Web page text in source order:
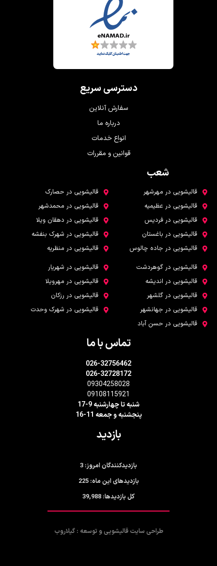
دسترسی سریع
سفارش آنلاین
درباره ما
انواع خدمات
قوانین و مقررات
شعب
قالیشویی در مهرشهر
قالیشویی در عظیمیه
قالیشویی در فردیس
قالیشویی در باغستان
قالیشویی در جاده چالوس
قالیشویی در گوهردشت
قالیشویی در اندیشه
قالیشویی در گلشهر
قالیشویی در جهانشهر
قالیشویی در حسن آباد
قالیشویی در حصارک
قالیشویی در محمدشهر
قالیشویی در دهقان ویلا
قالیشویی در شهرک بنفشه
قالیشویی در منظریه
قالیشویی در شهریار
قالیشویی در مهرویلا
قالیشویی در رزکان
قالیشویی در شهرک وحدت
تماس با ما
026-32756462
026-32728172
09304258028
09108115921
شنبه تا چهارشنبه 9-17
پنجشنبه و جمعه 11-16
بازدید
بازدیدکنندگان امروز: 3
بازدیدهای این ماه:225
کل بازدیدها: 39,988
طراحی سایت قالیشویی و توسعه : گیلاروب